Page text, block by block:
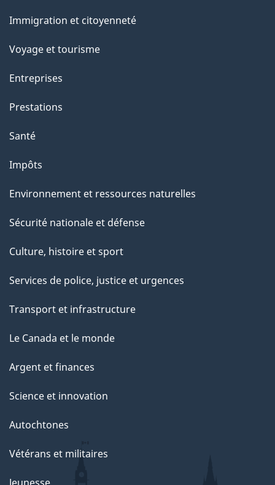
sujets
Immigration et citoyenneté
Voyage et tourisme
Entreprises
Prestations
Santé
Impôts
Environnement et ressources naturelles
Sécurité nationale et défense
Culture, histoire et sport
Services de police, justice et urgences
Transport et infrastructure
Le Canada et le monde
Argent et finances
Science et innovation
Autochtones
Vétérans et militaires